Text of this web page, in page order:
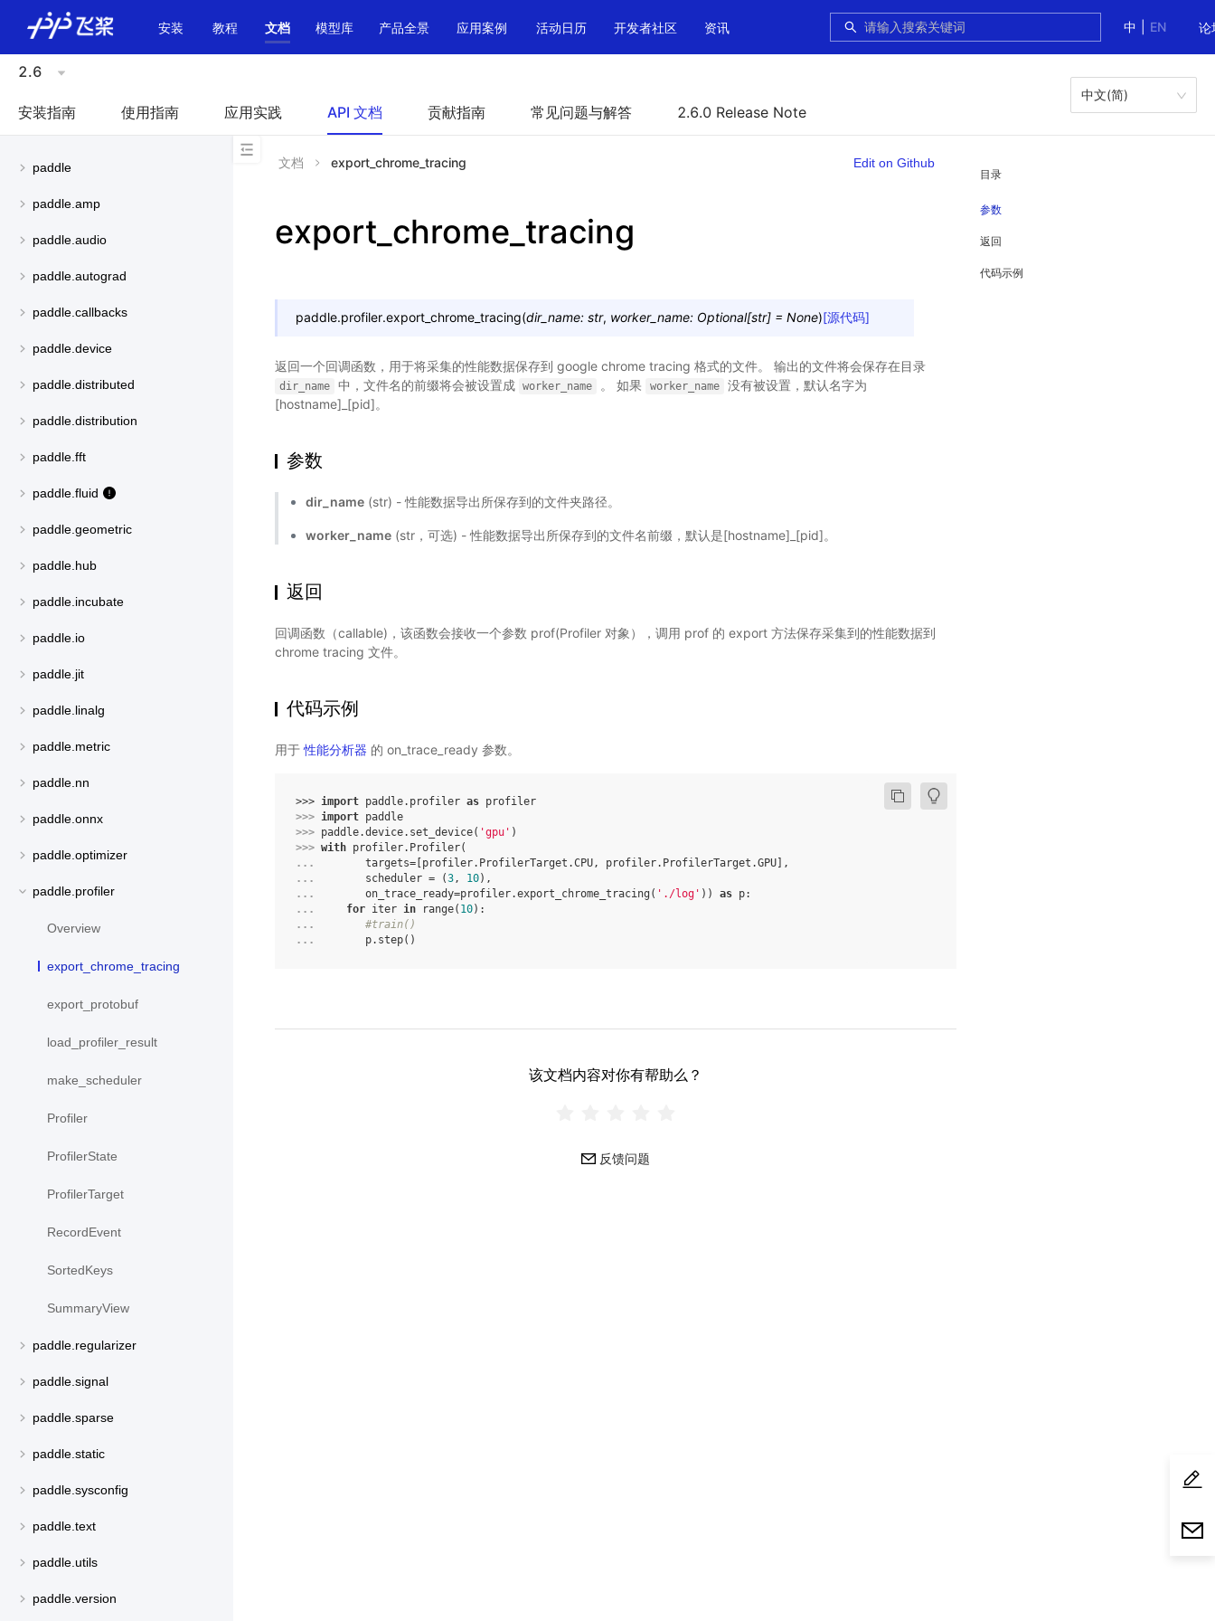
中
EN 论
安装 教程 文档 模型库 产品全景 应用案例 活动日历 开发者社区 资讯
2.6
安装指南 使用指南 应用实践 API 文档 贡献指南 常见问题与解答 2.6.0 Release Note
中文(简)
paddle
paddle.amp
paddle.audio
paddle.autograd
paddle.callbacks
paddle.device
paddle.distributed
paddle.distribution
paddle.fft
paddle.fluid
paddle.geometric
paddle.hub
paddle.incubate
paddle.io
paddle.jit
paddle.linalg
paddle.metric
paddle.nn
paddle.onnx
paddle.optimizer
paddle.profiler
Overview
export_chrome_tracing
export_protobuf
load_profiler_result
make_scheduler
Profiler
ProfilerState
ProfilerTarget
RecordEvent
SortedKeys
SummaryView
paddle.regularizer
paddle.signal
paddle.sparse
paddle.static
paddle.sysconfig
paddle.text
paddle.utils
paddle.version
目录
参数
返回
代码示例
文档 export_chrome_tracing Edit on Github
export_chrome_tracing
paddle.profiler.export_chrome_tracing(dir_name: str, worker_name: Optional[str] = None)[源代码]
返回一个回调函数，用于将采集的性能数据保存到 google chrome tracing 格式的文件。 输出的文件将会保存在目录
dir_name 中，文件名的前缀将会被设置成 worker_name 。 如果 worker_name
没有被设置，默认名字为
[hostname]_[pid]。
参数
dir_name (str) - 性能数据导出所保存到的文件夹路径。
worker_name (str，可选) - 性能数据导出所保存到的文件名前缀，默认是[hostname]_[pid]。
返回
回调函数（callable)，该函数会接收一个参数 prof(Profiler 对象），调用 prof 的 export 方法保存采集到的性能数据到
chrome tracing 文件。
代码示例
用于性能分析器 的 on_trace_ready 参数。
>>> import paddle.profiler as profiler
>>> import paddle
>>> paddle.device. set_device( 'gpu' )
>>> with profiler. Profiler(
...
targets= profiler. ProfilerTarget .CPU, profiler. ProfilerTarget .GPU ],
...
scheduler = (3, 10),
...
on_trace_ready=profiler.export_chrome_tracing ( './log' )) as p:
...
for iter in range( 10):
...
#train()
...
p. step()
该文档内容对你有帮助么？
反馈问题